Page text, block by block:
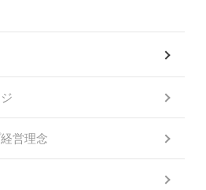
営理念